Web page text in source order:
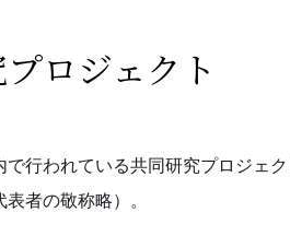
ロジェクト
行われている共同研究プロジェ
者の敬称略）。